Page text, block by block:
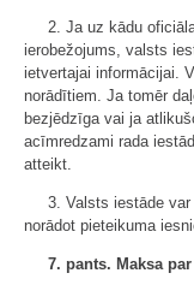
2. Ja uz kādu
ierobežojums, valsts
ietvertajai informācijai.
norādītiem. Ja tomēr
bezjēdzīga vai ja
acīmredzami rada
atteikt.
3. Valsts iestāde
norādot pieteikuma
7. pants. Maksa